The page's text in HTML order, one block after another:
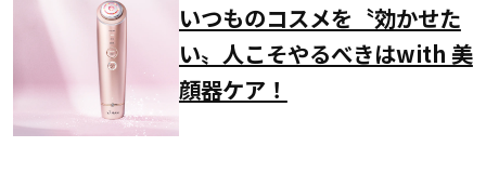
いつものコスメを〝効かせた
い〟人こそやるべきはwith 美
顔器ケア！